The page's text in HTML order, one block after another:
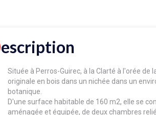
Description
Située à Perros-Guirec, à la Clarté à l'orée
originale en bois dans un nichée dans un
botanique.
D'une surface habitable de 160 m2, elle se
aménagée et équipée, de deux chambres